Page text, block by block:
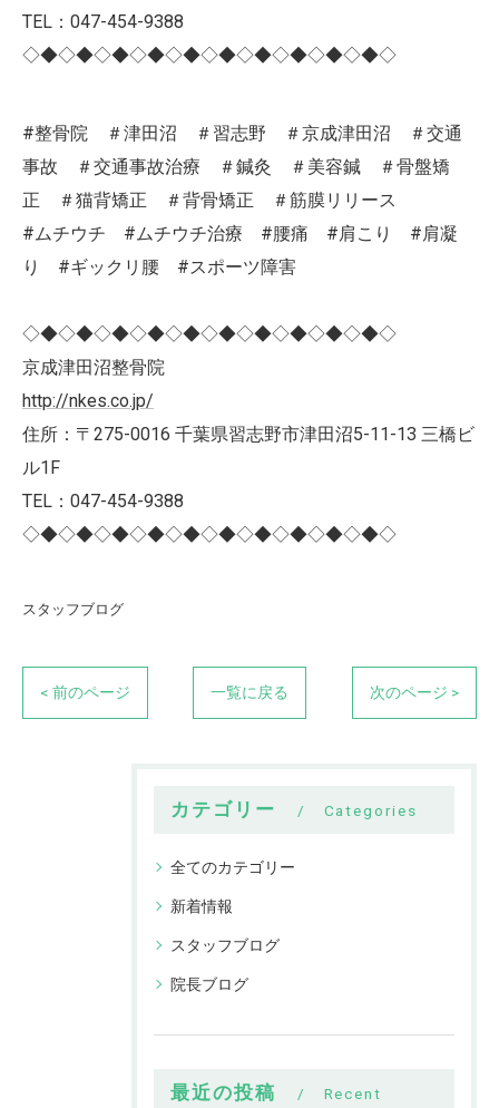
TEL：047-454-9388
◇◆◇◆◇◆◇◆◇◆◇◆◇◆◇◆◇◆◇◆◇
#整骨院 ＃津田沼 ＃習志野 ＃京成津田沼 ＃交通
事故 ＃交通事故治療 ＃鍼灸 ＃美容鍼 ＃骨盤矯
正 ＃猫背矯正 ＃背骨矯正 ＃筋膜リリース
#ムチウチ #ムチウチ治療 #腰痛 #肩こり #肩凝
り #ギックリ腰 #スポーツ障害
◇◆◇◆◇◆◇◆◇◆◇◆◇◆◇◆◇◆◇◆◇
京成津田沼整骨院
http://nkes.co.jp/
住所：〒275-0016 千葉県習志野市津田沼5-11-13 三橋ビ
ル1F
TEL：047-454-9388
◇◆◇◆◇◆◇◆◇◆◇◆◇◆◇◆◇◆◇◆◇
スタッフブログ
< 前のページ 一覧に戻る 次のページ >
カテゴリー Categories
全てのカテゴリー
新着情報
スタッフブログ
院長ブログ
最近の投稿 Recent